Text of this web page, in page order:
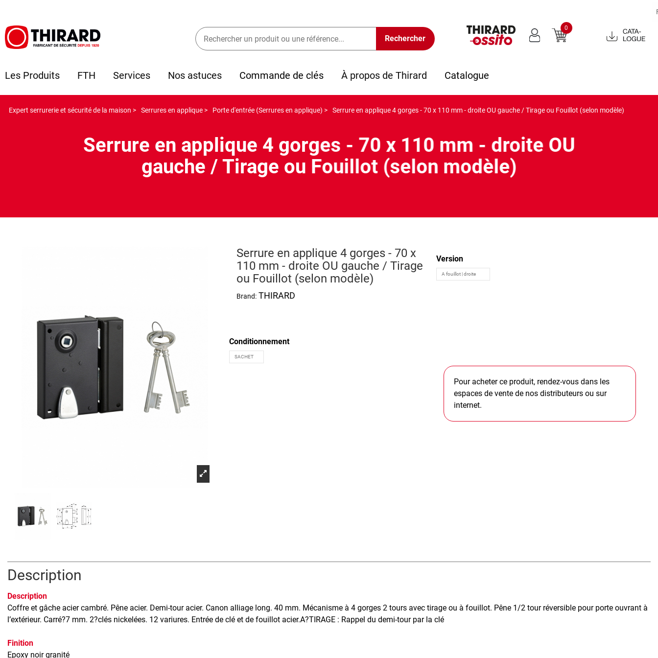
0
Catalogue
2022
Les Produits FTH Services Nos astuces Commande de clés À propos de Thirard Catalogue
Expert serrurerie et sécurité de la maison > Serrures en applique > Porte d'entrée (Serrures en applique) > Serrure en applique 4 gorges - 70 x 110 mm - droite OU gauche / Tirage ou Fouillot (selon modèle)
Serrure en applique 4 gorges - 70 x 110 mm - droite OU
gauche / Tirage ou Fouillot (selon modèle)
Serrure en applique 4 gorges - 70 x
110 mm - droite OU gauche / Tirage
ou Fouillot (selon modèle)
Brand: THIRARD
Version
Conditionnement
Pour acheter ce produit, rendez-vous dans les
espaces de vente de nos distributeurs ou sur
internet.
Description
Description
Coffre et gâche acier cambré. Pêne acier. Demi-tour acier. Canon alliage long. 40 mm. Mécanisme à 4 gorges 2 tours avec tirage ou à fouillot. Pêne 1/2 tour réversible pour porte ouvrant à
l’extérieur. Carré?7 mm. 2?clés nickelées. 12 variures. Entrée de clé et de fouillot acier.A?TIRAGE : Rappel du demi-tour par la clé
Finition
Epoxy noir granité